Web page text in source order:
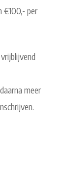
€100,- per
meer